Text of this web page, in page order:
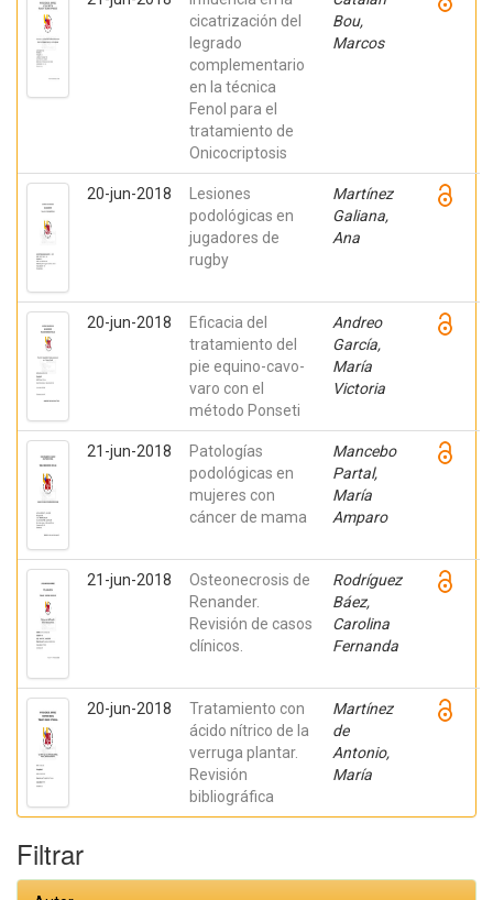
cicatrización del
legrado
complementario
en la técnica
Fenol para el
tratamiento de
Onicocriptosis
Bou,
Marcos
20-jun-2018
Lesiones
podológicas en
jugadores de
rugby
Martínez
Galiana,
Ana
20-jun-2018
Eficacia del
tratamiento del
pie equino-cavo-
varo con el
método Ponseti
Andreo
García,
María
Victoria
21-jun-2018
Patologías
podológicas en
mujeres con
cáncer de mama
Mancebo
Partal,
María
Amparo
21-jun-2018
Osteonecrosis de
Renander.
Revisión de casos
clínicos.
Rodríguez
Báez,
Carolina
Fernanda
20-jun-2018
Tratamiento con
ácido nítrico de la
verruga plantar.
Revisión
bibliográfica
Martínez
de
Antonio,
María
Filtrar